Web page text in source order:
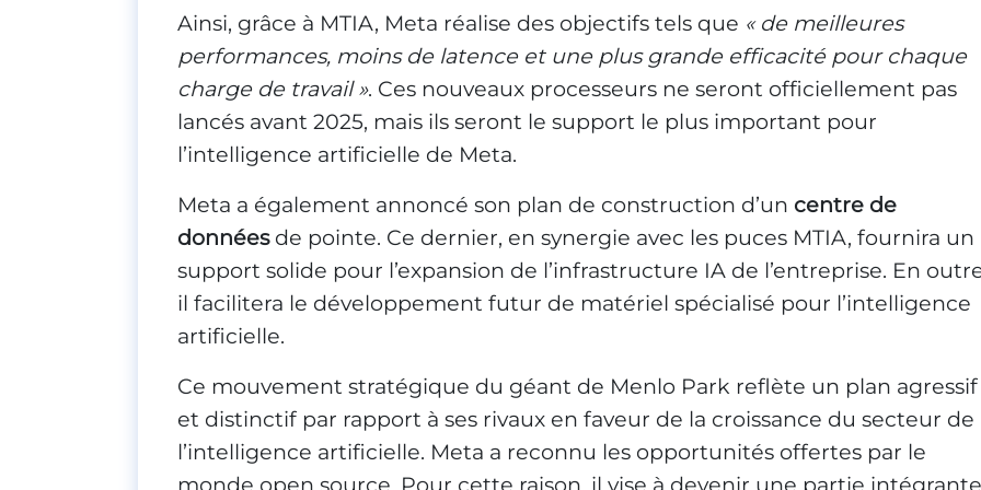
Ainsi, grâce à MTIA, Meta réalise des objectifs tels que « de meilleures
performances, moins de latence et une plus grande efficacité pour chaque
charge de travail ». Ces nouveaux processeurs ne seront officiellement pas
lancés avant 2025, mais ils seront le support le plus important pour
l’intelligence artificielle de Meta.
Meta a également annoncé son plan de construction d’un centre de
donnéesde pointe. Ce dernier, en synergie avec les puces MTIA, fournira un
support solide pour l’expansion de l’infrastructure IA de l’entreprise. En
il facilitera le développement futur de matériel spécialisé pour l’intelligence
artificielle.
Ce mouvement stratégique du géant de Menlo Park reflète un plan agressif
et distinctif par rapport à ses rivaux en faveur de la croissance du secteur de
l’intelligence artificielle. Meta a reconnu les opportunités offertes par le
monde open source. Pour cette raison, il vise à devenir une partie intégrante